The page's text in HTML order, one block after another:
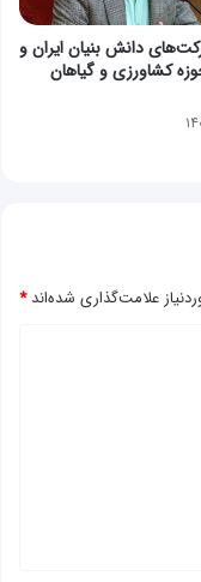
دانش‌ بنیان ایران و
کشاورزی و گیاهان
علامت‌گذاری شده‌اند*